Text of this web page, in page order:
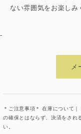
ない雰囲気をお楽しみ
-
メ
＊ご注意事項＊ 在庫について
の確保とはならず、決済をされ
い。